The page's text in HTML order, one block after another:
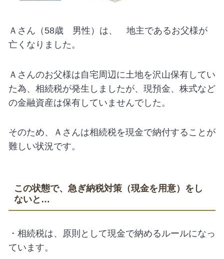
Ａさん（58歳 男性）は、 地主であるお父様が
亡くなりました。
Ａさんのお父様は自宅周辺に土地を沢山保有してい
た為、相続税が発生しましたが、現預金、株式など
の金融資産は保有していませんでした。
そのため、Ａさんは相続税を現金で納付することが
難しい状況です。
この状態で、急ぎ納税対策（現金を用意）をし
ないと…
・相続税は、原則として現金で納めるルールになっ
ています。